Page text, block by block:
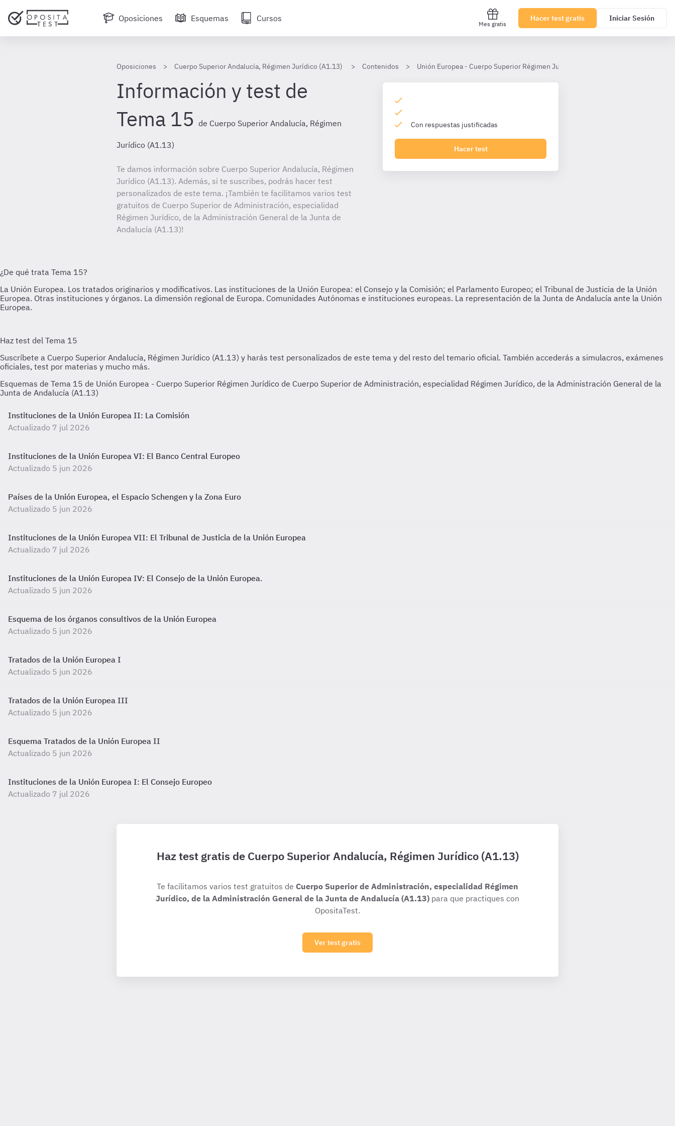
Oposiciones Esquemas Cursos
Mes gratis
Hacer test gratis Iniciar Sesión
Oposiciones Cuerpo Superior Andalucía, Régimen Jurídico (A1.13) Contenidos Unión Europea - Cuerpo Superior Régimen Jurídico
Información y test de
Tema 15 de Cuerpo Superior Andalucía, Régimen
Jurídico (A1.13)
Te damos información sobre Cuerpo Superior Andalucía, Régimen
Jurídico (A1.13). Además, si te suscribes, podrás hacer test
personalizados de este tema. ¡También te facilitamos varios test
gratuitos de Cuerpo Superior de Administración, especialidad
Régimen Jurídico, de la Administración General de la Junta de
Andalucía (A1.13)!
Con respuestas justificadas
Hacer test
Esquemas de Tema 15 de Unión Europea - Cuerpo Superior Régimen Jurídico de Cuerpo Superior de Administración, especialidad Régimen Jurídico, de la Administración General de la
Junta de Andalucía (A1.13)
Instituciones de la Unión Europea II: La Comisión
Actualizado 7 jul 2026
Instituciones de la Unión Europea VI: El Banco Central Europeo
Actualizado 5 jun 2026
Países de la Unión Europea, el Espacio Schengen y la Zona Euro
Actualizado 5 jun 2026
Instituciones de la Unión Europea VII: El Tribunal de Justicia de la Unión Europea
Actualizado 7 jul 2026
Instituciones de la Unión Europea IV: El Consejo de la Unión Europea.
Actualizado 5 jun 2026
Esquema de los órganos consultivos de la Unión Europea
Actualizado 5 jun 2026
Tratados de la Unión Europea I
Actualizado 5 jun 2026
Tratados de la Unión Europea III
Actualizado 5 jun 2026
Esquema Tratados de la Unión Europea II
Actualizado 5 jun 2026
Instituciones de la Unión Europea I: El Consejo Europeo
Actualizado 7 jul 2026
Haz test gratis de Cuerpo Superior Andalucía, Régimen Jurídico (A1.13)
Te facilitamos varios test gratuitos de Cuerpo Superior de Administración, especialidad Régimen
Jurídico, de la Administración General de la Junta de Andalucía (A1.13) para que practiques con
OpositaTest.
Ver test gratis